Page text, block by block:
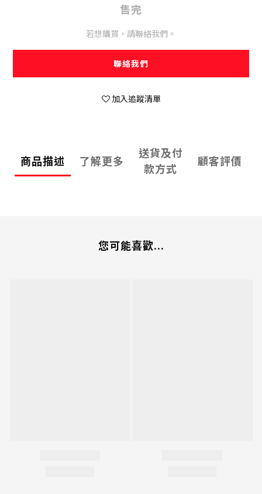
售完
若想購買，請聯絡我們。
聯絡我們
加入追蹤清單
商品描述 了解更多
送貨及付
款方式
顧客評價
您可能喜歡...